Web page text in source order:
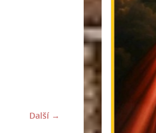
Další →